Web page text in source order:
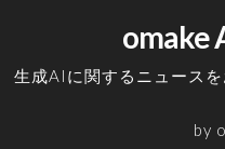
omake
生成AIに関するニュース
by